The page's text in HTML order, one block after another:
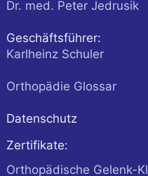
Dr. med. Peter Jedrusik
Geschäftsführer:
Karlheinz Schuler
Orthopädie Glossar
Datenschutz
Zertifikate:
Orthopädische Gelenk-